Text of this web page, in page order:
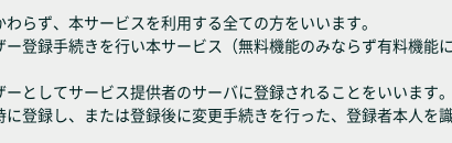
らず、本サービスを利用する全ての方をいいます。
登録手続きを行い本サービス（無料機能のみならず有料機能
としてサービス提供者のサーバに登録されることをいいます。
登録し、または登録後に変更手続きを行った、登録者本人を